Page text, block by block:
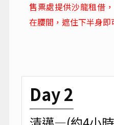
上，周圍被鍍上一層
美好。坐在船上，看
※溫馨提示：雙龍寺-
山設有交通管制了，
改坐雙排車上山。